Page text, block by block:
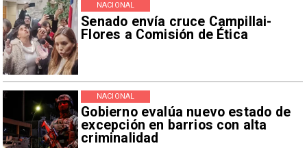
Senado envía cruce Campillai-
Flores a Comisión de Ética
NACIONAL
Gobierno evalúa nuevo estado de
excepción en barrios con alta
criminalidad
NACIONAL